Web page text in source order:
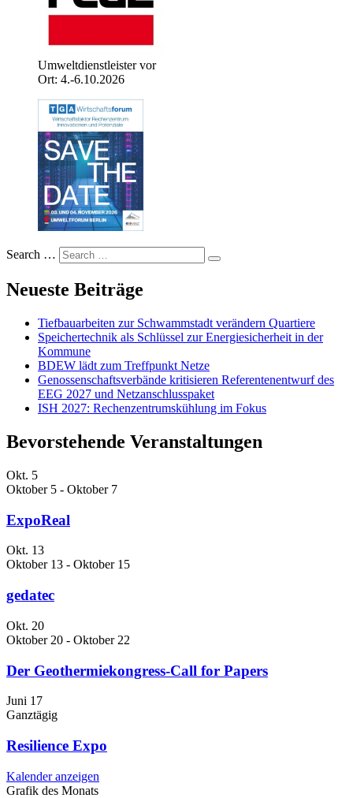
Umweltdienstleister vor
Ort: 4.-6.10.2026
Search …
Neueste Beiträge
Tiefbauarbeiten zur Schwammstadt verändern Quartiere
Speichertechnik als Schlüssel zur Energiesicherheit in der
Kommune
BDEW lädt zum Treffpunkt Netze
Genossenschaftsverbände kritisieren Referentenentwurf des
EEG 2027 und Netzanschlusspaket
ISH 2027: Rechenzentrumskühlung im Fokus
Bevorstehende Veranstaltungen
Okt. 5
Oktober 5 - Oktober 7
ExpoReal
Okt. 13
Oktober 13 - Oktober 15
gedatec
Okt. 20
Oktober 20 - Oktober 22
Der Geothermiekongress-Call for Papers
Juni 17
Ganztägig
Resilience Expo
Kalender anzeigen
Grafik des Monats